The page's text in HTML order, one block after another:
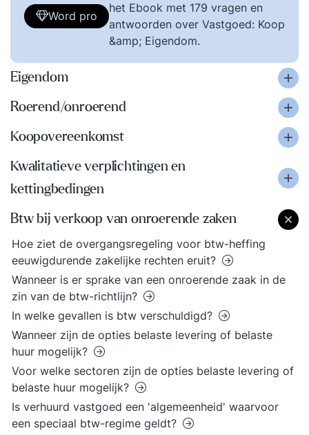
Word pro
het Ebook met 179 vragen en
antwoorden over Vastgoed: Koop
&amp; Eigendom.
Eigendom
Roerend/onroerend
Koopovereenkomst
Kwalitatieve verplichtingen en
kettingbedingen
Btw bij verkoop van onroerende zaken
Hoe ziet de overgangsregeling voor btw-heffing
eeuwigdurende zakelijke rechten eruit?
Wanneer is er sprake van een onroerende zaak in de
zin van de btw-richtlijn?
In welke gevallen is btw verschuldigd?
Wanneer zijn de opties belaste levering of belaste
huur mogelijk?
Voor welke sectoren zijn de opties belaste levering of
belaste huur mogelijk?
Is verhuurd vastgoed een 'algemeenheid' waarvoor
een speciaal btw-regime geldt?